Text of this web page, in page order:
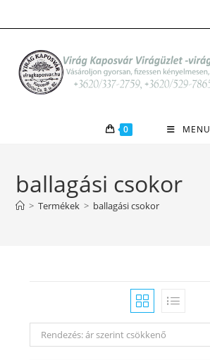
to
0 MENU
ballagási csokor
> Termékek > ballagási csokor
Rendezés: ár szerint csökkenő